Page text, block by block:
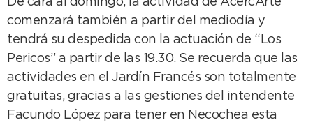
comenzará también a partir del mediodía y
tendrá su despedida con la actuación de “Los
Pericos” a partir de las 19.30. Se recuerda que las
actividades en el Jardín Francés son totalmente
gratuitas, gracias a las gestiones del intendente
Facundo López para tener en Necochea esta